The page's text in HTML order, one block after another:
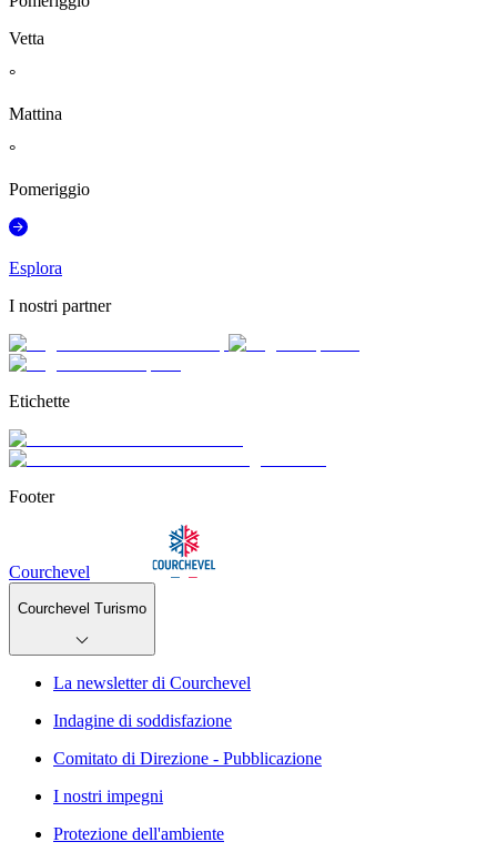
Vetta
°
Mattina
°
Pomeriggio
Esplora
I nostri partner
Etichette
Footer
Courchevel
Courchevel Turismo
La newsletter di Courchevel
Indagine di soddisfazione
Comitato di Direzione - Pubblicazione
I nostri impegni
Protezione dell'ambiente